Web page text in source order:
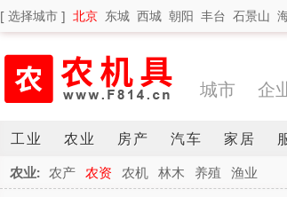
[ 选择城市 ] 北京 东城 西城 朝阳 丰台 石景山
城市 企
工业 农业 房产 汽车 家居
农业: 农产 农资 农机 林木 养殖 渔业